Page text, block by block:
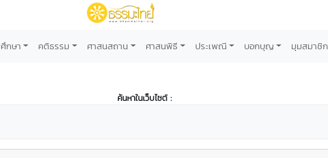
กษา คติธรรม ศาสนสถาน ศาสนพิธี ประเพณี บอกบุญ มุมสมาชิก
ค้นหาในเว็บไซต์ :